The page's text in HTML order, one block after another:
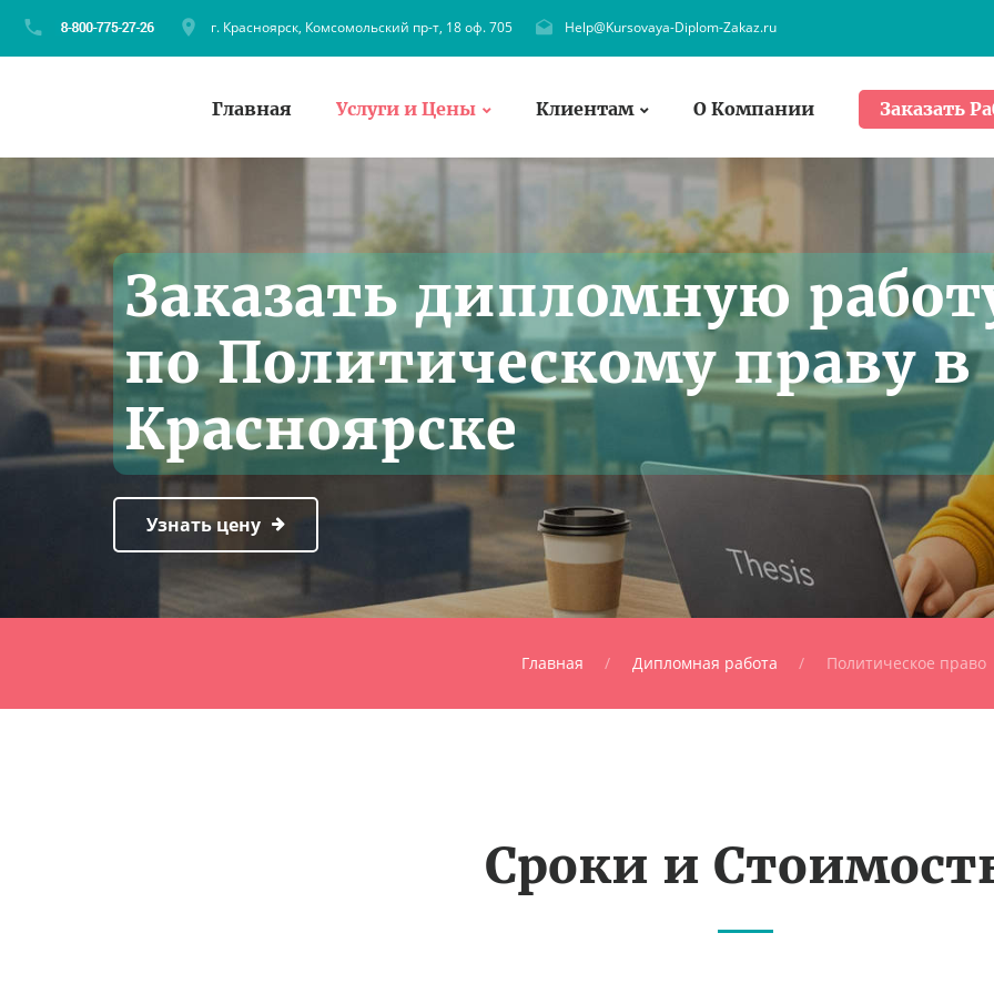
г. Красноярск, Комсомольский пр-т, 18 оф. 705 Help@Kursovaya-Diplom-Zakaz.ru
Главная Услуги и Цены Клиентам О Компании Заказать
Заказать дипломную
по Политическому праву в
Красноярске
Узнать цену
Главная Дипломная работа Политическое право
Сроки и